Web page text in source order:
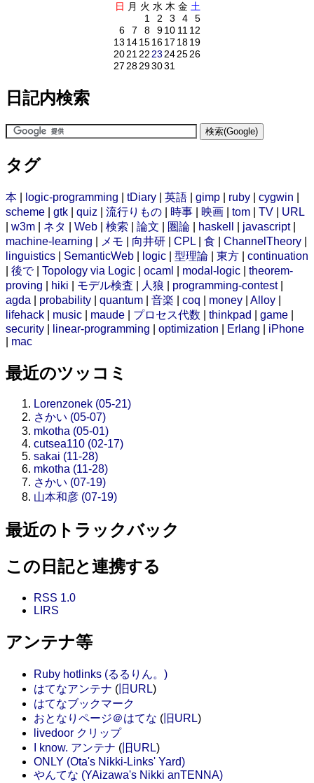
日 月 火 水 木 金 土
1
2 3 4
5
6
7 8 910 11 12
13 14151617 1819
2021 22 23 242526
27 28293031
日記内検索
タグ
本 logic-programming tDiary 英語 gimp ruby cygwin
scheme
gtk quiz 流行りもの 時事 映画 tom TV
URL
w3m ネタ Web 検索 論文 圏論 haskell javascript|
machine-learning
メモ 向井研 CPL 食 ChannelTheory
linguistics
SemanticWeb logic 型理論 東方
continuation
後で| Topology via Logic ocaml modal-logic
theorem-
proving
hiki モデル検査 人狼 programming-contest|
agda
probability quantum 音楽 coq money Alloy
lifehack
music maude プロセス代数 thinkpad game
security
linear-programming optimization Erlang
iPhone
mac
最近のツッコミ
Lorenzonek (05-21)
さかい (05-07)
mkotha (05-01)
cutsea110 (02-17)
sakai (11-28)
mkotha (11-28)
さかい (07-19)
山本和彦 (07-19)
最近のトラックバック
この日記と連携する
RSS 1.0
LIRS
アンテナ等
Ruby hotlinks (るるりん。)
はてなアンテナ ( 旧URL)
はてなブックマーク
おとなりページ＠はてな ( 旧URL)
livedoor クリップ
I know. アンテナ ( 旧URL)
ONLY (Ota's Nikki-Links' Yard)
やんてな (YAizawa's Nikki anTENNA)